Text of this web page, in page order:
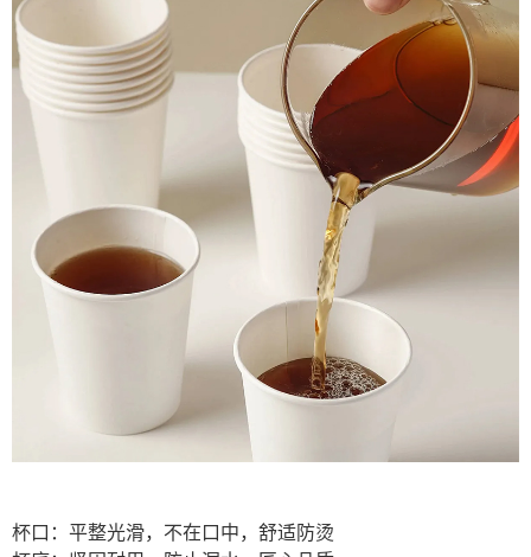
杯口：平整光滑，不在口中，舒适防烫